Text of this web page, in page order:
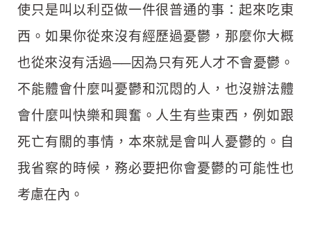
使只是叫以利亞做一件很普通的事：起來吃東
西。如果你從來沒有經歷過憂鬱，那麼你大概
也從來沒有活過──因為只有死人才不會憂鬱。
不能體會什麼叫憂鬱和沉悶的人，也沒辦法體
會什麼叫快樂和興奮。人生有些東西，例如跟
死亡有關的事情，本來就是會叫人憂鬱的。自
我省察的時候，務必要把你會憂鬱的可能性也
考慮在內。